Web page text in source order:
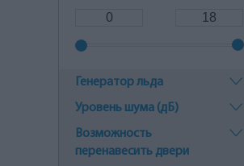
Генератор льда
Уровень шума (дБ)
Возможность
перенавесить двери